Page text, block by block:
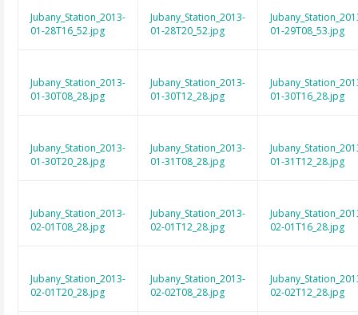
Jubany_Station_2013-
01-28T16_52.jpg
Jubany_Station_2013-
01-28T20_52.jpg
01-29T08_53.jpg
Jubany_Station_2013-
01-30T08_28.jpg
Jubany_Station_2013-
01-30T12_28.jpg
01-30T16_28.jpg
Jubany_Station_2013-
01-30T20_28.jpg
Jubany_Station_2013-
01-31T08_28.jpg
01-31T12_28.jpg
Jubany_Station_2013-
02-01T08_28.jpg
Jubany_Station_2013-
02-01T12_28.jpg
02-01T16_28.jpg
Jubany_Station_2013-
02-01T20_28.jpg
Jubany_Station_2013-
02-02T08_28.jpg
02-02T12_28.jpg